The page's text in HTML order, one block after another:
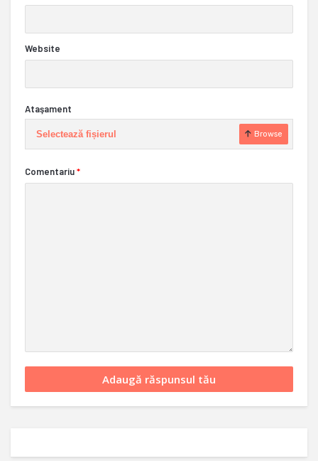
Website
Ataşament
Selectează fișierul Browse
Comentariu*